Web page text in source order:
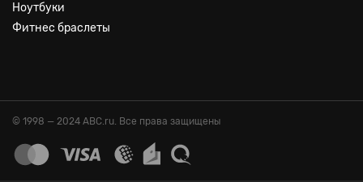
Ноутбуки
Фитнес браслеты
© 1998 — 2024 ABC.ru. Все права защищены